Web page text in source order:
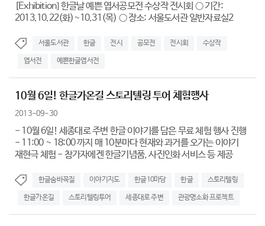
[Exhibition] 한글날 예쁜 엽서공모전 수상작 전시회 ○ 기간:
2013.10.22(화)~10.31(목) ○ 장소: 서울도서관 일반자료실2
서울도서관 한글 전시 공모전 전시회 수상작
엽서전 예쁜한글엽서전
10월 6일! 한글가온길 스토리텔링 투어 체험행사
2013-09-30
- 10월 6일! 세종대로 주변 한글 이야기를 담은 무료 체험 행사 진행
- 11:00 ~ 18:00 까지 매 10분마다 현재와 과거를 오가는 이야기
재현극 체험 - 참가자에겐 한글기념품, 사진인화 서비스 등 제공
한글숨바꼭질 이야기지도 한글10마당 한글 스토리텔링
한글가온길 스토리텔링투어 세종대로 주변 관광명소화 프로젝트